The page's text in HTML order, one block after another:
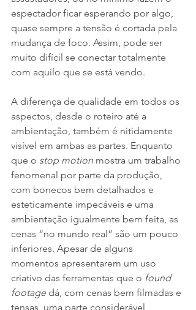
espectador ficar esperando por algo,
quase sempre a tensão é cortada pela
mudança de foco. Assim, pode ser
muito difícil se conectar totalmente
com aquilo que se está vendo.
A diferença de qualidade em todos os
aspectos, desde o roteiro até a
ambientação, também é nitidamente
visível em ambas as partes. Enquanto
que o stop motion mostra um trabalho
fenomenal por parte da produção,
com bonecos bem detalhados e
esteticamente impecáveis e uma
ambientação igualmente bem feita, as
cenas “no mundo real” são um pouco
inferiores. Apesar de alguns
momentos apresentarem um uso
criativo das ferramentas que o found
footage dá, com cenas bem filmadas e
tensas, uma parte considerável